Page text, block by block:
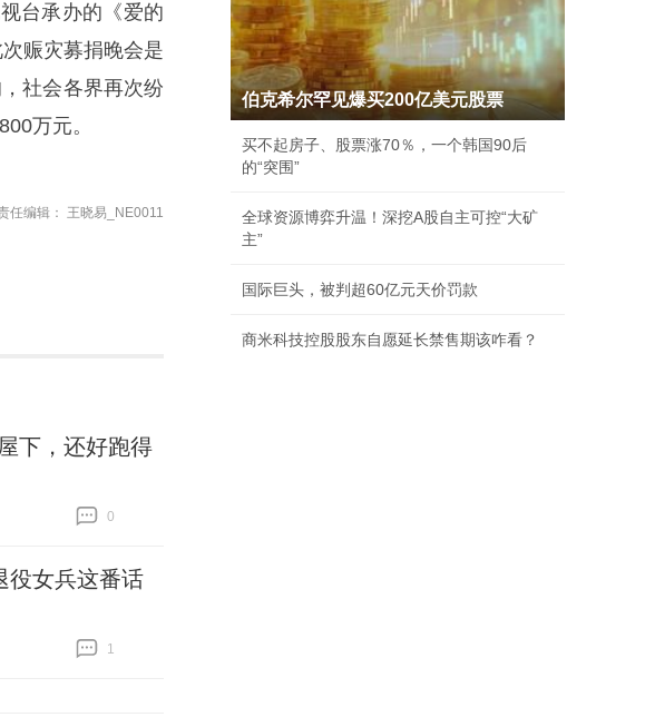
台承办的《爱的
赈灾募捐晚会是
社会各界再次纷
万元。
任编辑： 王晓易_NE0011
下，还好跑得
0
役女兵这番话
1
伯克希尔罕见爆买200亿美元股票
买不起房子、股票涨70％，一个韩国90后
的“突围”
全球资源博弈升温！深挖A股自主可控“大矿
主”
国际巨头，被判超60亿元天价罚款
商米科技控股股东自愿延长禁售期该咋看？